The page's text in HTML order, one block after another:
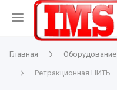
Главная Оборудование
Ретракционная НИТЬ